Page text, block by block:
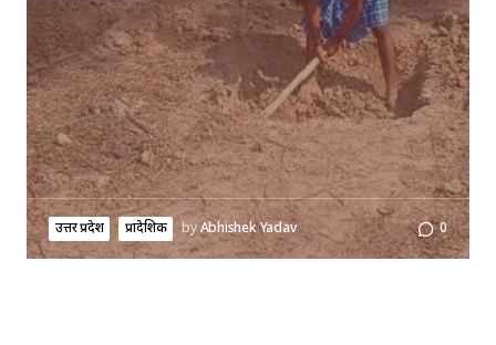
उत्तर प्रदेश प्रादेशिक byAbhishek Yadav 0